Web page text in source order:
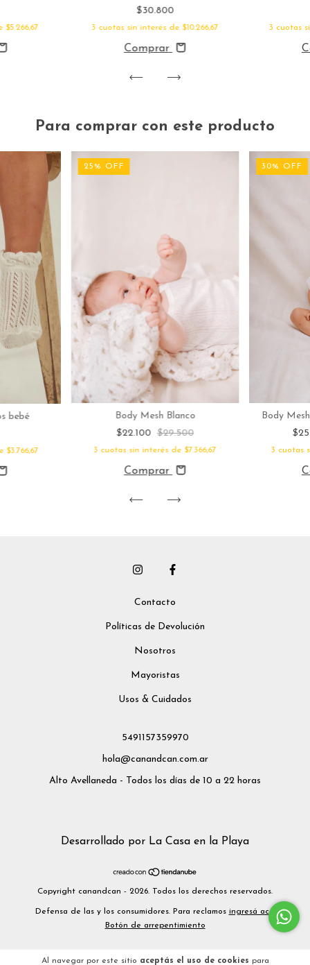
Al navegar por este sitio aceptás el uso de cookies para
$5.266,67
$30.800
3 cuotas sin interés de $10.266,67
Comprar
3 cuotas
Para comprar con este producto
bebé
$3.766,67
25 % OFF
Body Mesh Blanco
$22.100 $29.500
3 cuotas sin interés de $7.366,67
Comprar
30% OFF
Body
3 cuotas
Contacto
Políticas de Devolución
Nosotros
Mayoristas
Usos & Cuidados
5491157359970
hola@canandcan.com.ar
Alto Avellaneda - Todos los días de 10 a 22 horas
Desarrollado por La Casa en la Playa
Copyright canandcan - 2026. Todos los derechos reservados.
Defensa de las y los consumidores. Para reclamos ingresá acá.
Botón de arrepentimiento